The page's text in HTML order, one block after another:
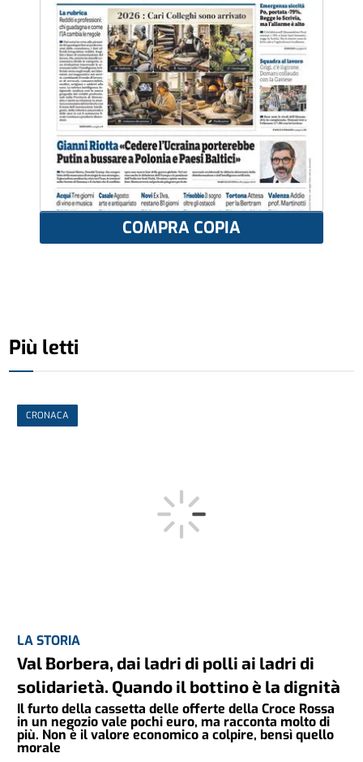
COMPRA COPIA
Più letti
CRONACA
LA STORIA
Val Borbera, dai ladri di polli ai ladri di
solidarietà. Quando il bottino è la dignità
Il furto della cassetta delle offerte della Croce Rossa
in un negozio vale pochi euro, ma racconta molto di
più. Non è il valore economico a colpire, bensì quello
morale